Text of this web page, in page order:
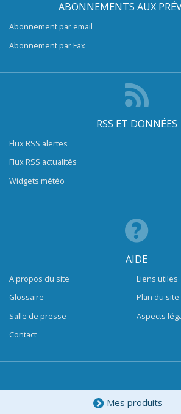
ABONNEMENTS AUX
Abonnement par email
Abonnement par Fax
RSS ET DONNÉES
Flux RSS alertes
Flux RSS actualités
Widgets météo
AIDE
A propos du site
Glossaire
Salle de presse
Contact
Liens utiles
Plan du site
Aspects
Mes produits